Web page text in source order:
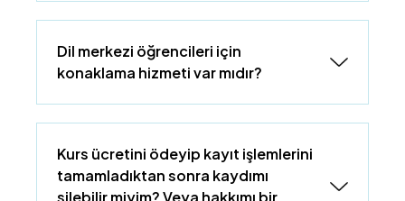
Dil merkezi öğrencileri için
konaklama hizmeti var mıdır?
Kurs ücretini ödeyip kayıt işlemlerini
tamamladıktan sonra kaydımı
silebilir miyim? Veya hakkımı bir